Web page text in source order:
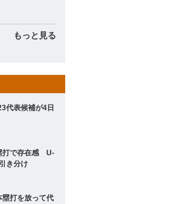
もっと見る
代表候補が4日
打で存在感 U-
き分け
塁打を放って代